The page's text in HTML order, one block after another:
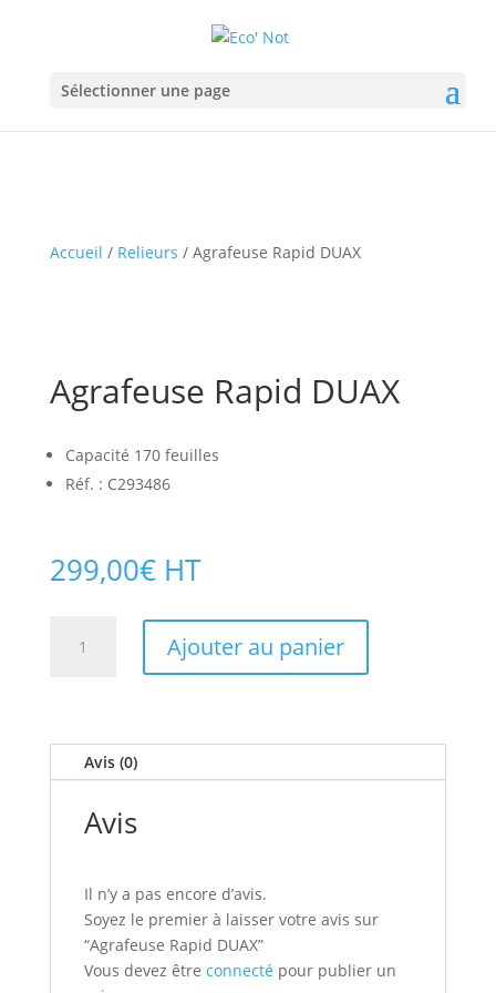
Sélectionner une page
Accueil / Relieurs / Agrafeuse Rapid DUAX
Agrafeuse Rapid DUAX
Capacité 170 feuilles
Réf. : C293486
299,00€ HT
Ajouter au panier
Avis (0)
Avis
Il n’y a pas encore d’avis.
Soyez le premier à laisser votre avis sur
“Agrafeuse Rapid DUAX”
Vous devez être connecté pour publier un